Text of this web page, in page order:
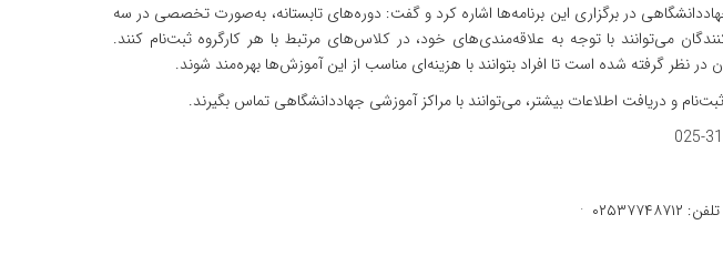
در برگزاری این برنامه‌ها اشاره کرد و گفت: دوره‌های تابستانه، به‌صورت تخصصی در سه
می‌توانند با توجه به علاقه‌مندی‌های خود، در کلاس‌های مرتبط با هر کارگروه ثبت‌نام کنند.
در نظر گرفته شده است تا افراد بتوانند با هزینه‌ای مناسب از این آموزش‌ها بهره‌مند شوند.
و دریافت اطلاعات بیشتر، می‌توانند با مراکز آموزشی جهاددانشگاهی تماس بگیرند.